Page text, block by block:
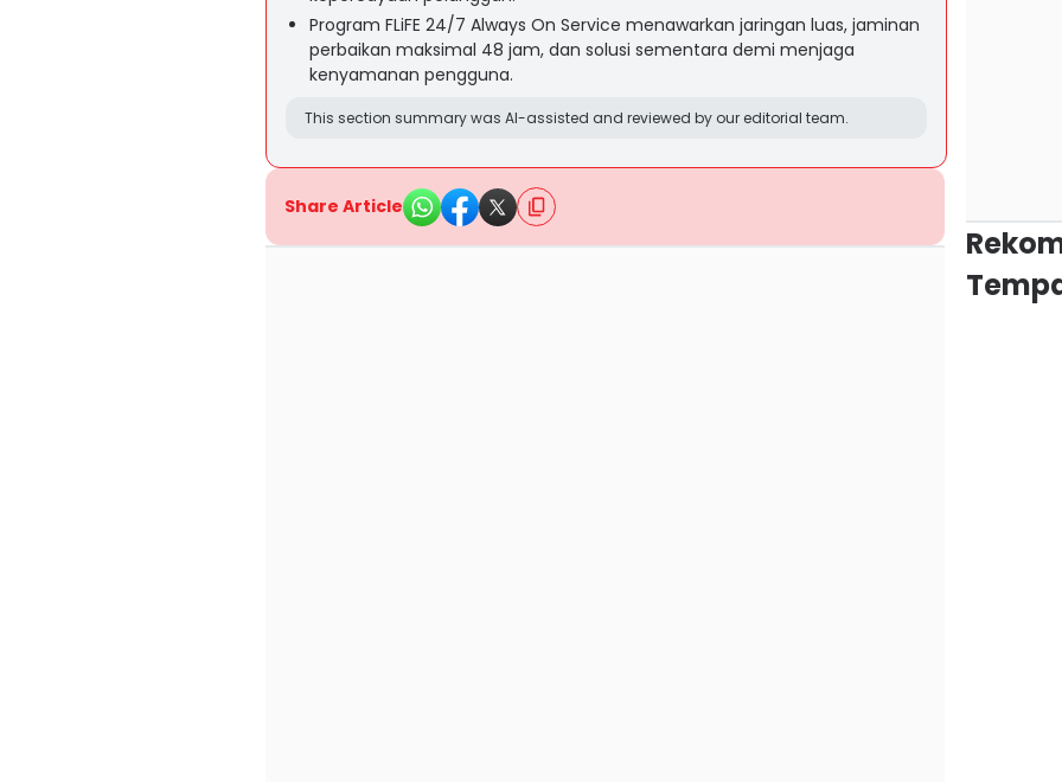
Program FLiFE 24/7 Always On Service menawarkan jaringan luas, jaminan
perbaikan maksimal 48 jam, dan solusi sementara demi menjaga
kenyamanan pengguna.
This section summary was AI-assisted and reviewed by our editorial team.
Share Article